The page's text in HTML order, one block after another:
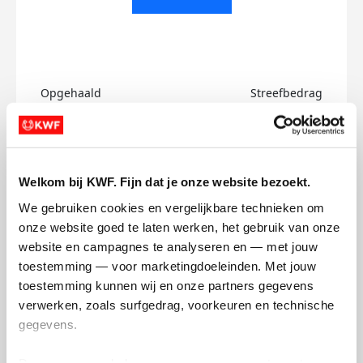
Welkom bij KWF. Fijn dat je onze website bezoekt.
We gebruiken cookies en vergelijkbare technieken om
onze website goed te laten werken, het gebruik van onze
website en campagnes te analyseren en — met jouw
toestemming — voor marketingdoeleinden. Met jouw
toestemming kunnen wij en onze partners gegevens
verwerken, zoals surfgedrag, voorkeuren en technische
gegevens.
Opgehaald
€0
Streefbedrag
€100
Jerome's badges